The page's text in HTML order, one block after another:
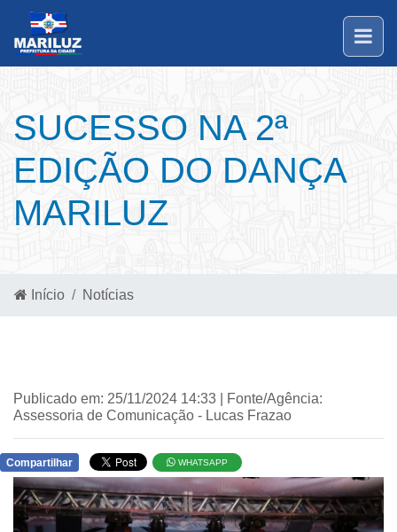
SUCESSO NA 2ª
EDIÇÃO DO DANÇA
MARILUZ
Início Notícias
Publicado em: 25/11/2024 14:33 | Fonte/Agência:
Assessoria de Comunicação - Lucas Frazao
Compartilhar WHATSAPP